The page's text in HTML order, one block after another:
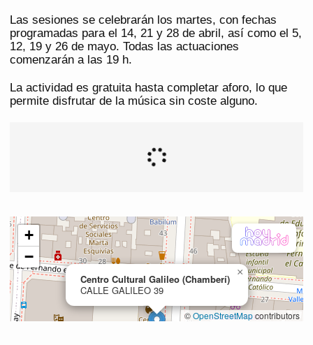
Las sesiones se celebrarán los martes, con fechas
programadas para el 14, 21 y 28 de abril, así como el 5,
12, 19 y 26 de mayo. Todas las actuaciones
comenzarán a las 19 h.
La actividad es gratuita hasta completar aforo, lo que
permite disfrutar de la música sin coste alguno.